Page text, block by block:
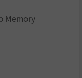
Memory